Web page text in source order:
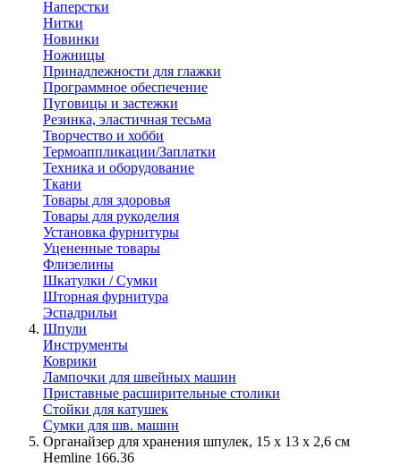
Наперстки
Нитки
Новинки
Ножницы
Принадлежности для глажки
Программное обеспечение
Пуговицы и застежки
Резинка, эластичная тесьма
Творчество и хобби
Термоаппликации/Заплатки
Техника и оборудование
Ткани
Товары для здоровья
Товары для рукоделия
Установка фурнитуры
Уцененные товары
Флизелины
Шкатулки / Сумки
Шторная фурнитура
Эспадрильи
Шпули
Инструменты
Коврики
Лампочки для швейных машин
Приставные расширительные столики
Стойки для катушек
Сумки для шв. машин
Органайзер для хранения шпулек, 15 х 13 х 2,6 см
Hemline 166.36